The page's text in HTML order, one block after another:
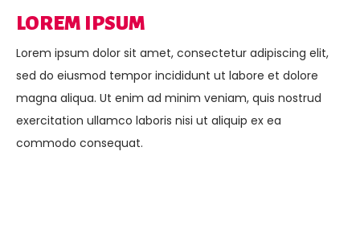
LOREM IPSUM
Lorem ipsum dolor sit amet, consectetur adipiscing elit,
sed do eiusmod tempor incididunt ut labore et dolore
magna aliqua. Ut enim ad minim veniam, quis nostrud
exercitation ullamco laboris nisi ut aliquip ex ea
commodo consequat.